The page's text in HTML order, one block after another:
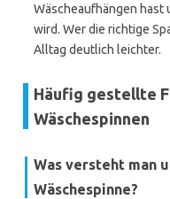
Wäscheaufhängen hast
wird. Wer die richtige
Alltag deutlich leichter.
Häufig gestellte
Wäschespinnen
Was versteht man
Wäschespinne?